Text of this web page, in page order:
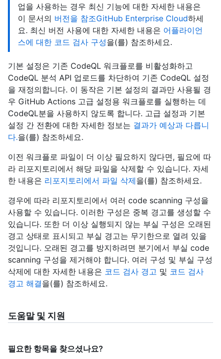
업을 사용하는 경우 최신 기능에 대한 자세한 내용은
이 문서의 버전을 참조GitHub Enterprise Cloud하세
요. 최신 버전 사용에 대한 자세한 내용은 어플라이언
스에 대한 코드 검사 구성을(를) 참조하세요.
기본 설정은 기존 CodeQL 워크플로를 비활성화하고
CodeQL 분석 API 업로드를 차단하여 기존 CodeQL 설정
을 재정의합니다. 이 동작은 기본 설정의 결과만 사용될 경
우 GitHub Actions 고급 설정용 워크플로를 실행하는 데
CodeQL분을 사용하지 않도록 합니다. 고급 설정과 기본
설정 간 전환에 대한 자세한 정보는 결과가 예상과 다릅니
다.을(를) 참조하세요.
이전 워크플로 파일이 더 이상 필요하지 않다면, 필요에 따
라 리포지토리에서 해당 파일을 삭제할 수 있습니다. 자세
한 내용은 리포지토리에서 파일 삭제을(를) 참조하세요.
경우에 따라 리포지토리에서 여러 code scanning 구성을
사용할 수 있습니다. 이러한 구성은 중복 경고를 생성할 수
있습니다. 또한 더 이상 실행되지 않는 부실 구성은 오래된
경고 상태로 표시되고 부실 경고는 무기한으로 열려 있을
것입니다. 오래된 경고를 방지하려면 분기에서 부실 code
scanning 구성을 제거해야 합니다. 여러 구성 및 부실 구성
삭제에 대한 자세한 내용은 코드 검사 경고 및 코드 검사
경고 해결을(를) 참조하세요.
도움말 및 지원
필요한 항목을 찾으셨나요?